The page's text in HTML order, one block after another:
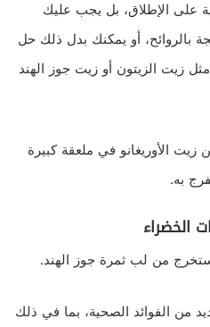
على الإطلاق، بل يجب عليك
أو يمكنك بدل ذلك حل
زيت الزيتون أو زيت جوز الهند
الأوريغانو في ملعقة كبيرة
به.
الخضراء
من لب ثمرة جوز الهند.
من الفوائد الصحية، بما في ذلك